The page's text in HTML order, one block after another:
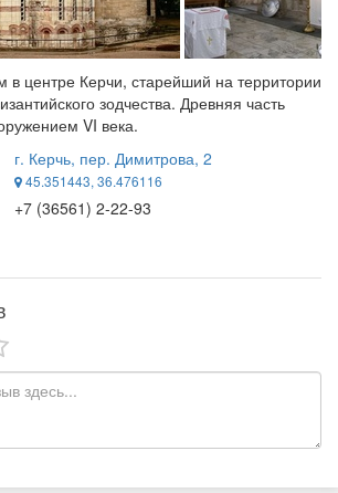
в центре Керчи, старейший на территории
зодчества. Древняя часть
VI века.
г. Керчь, пер. Димитрова, 2
45.351443, 36.476116
+7 (36561) 2-22-93